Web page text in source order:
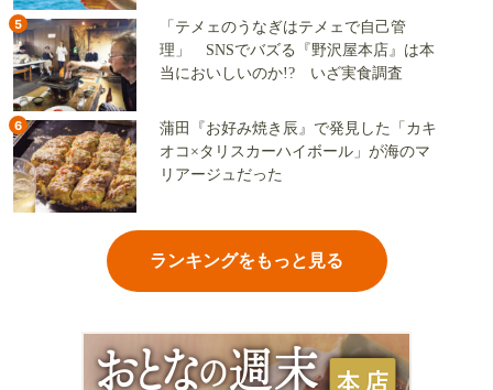
5
「テメェのうなぎはテメェで自己管
理」 SNSでバズる『野沢屋本店』は本
当においしいのか!? いざ実食調査
6
蒲田『お好み焼き辰』で発見した「カキ
オコ×タリスカーハイボール」が海のマ
リアージュだった
ランキングをもっと見る